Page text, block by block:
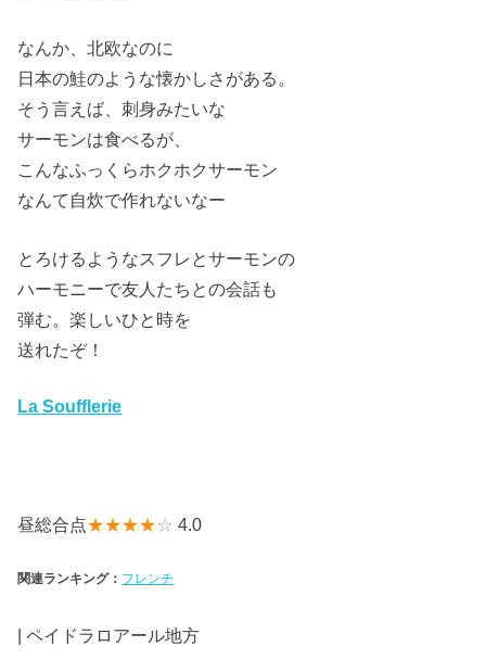
なんか、北欧なのに
日本の鮭のような懐かしさがある。
そう言えば、刺身みたいな
サーモンは食べるが、
こんなふっくらホクホクサーモン
なんて自炊で作れないなー
とろけるようなスフレとサーモンの
ハーモニーで友人たちとの会話も
弾む。楽しいひと時を
送れたぞ！
La Soufflerie
昼総合点★★★★☆ 4.0
関連ランキング： フレンチ
| ペイドラロアール地方